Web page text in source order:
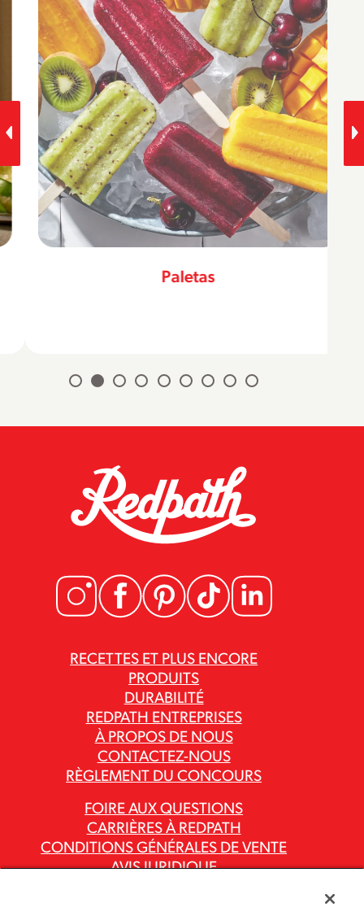
Paletas
RECETTES ET PLUS ENCORE
PRODUITS
DURABILITÉ
REDPATH ENTREPRISES
À PROPOS DE NOUS
CONTACTEZ-NOUS
RÈGLEMENT DU CONCOURS
FOIRE AUX QUESTIONS
CARRIÈRES À REDPATH
CONDITIONS GÉNÉRALES DE VENTE
AVIS JURIDIQUE